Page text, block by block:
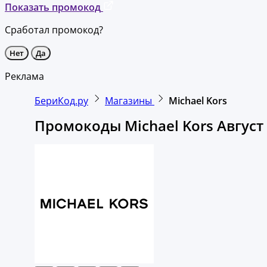
Показать промокод
Сработал промокод?
Нет Да
Реклама
БериКод.ру
Магазины Michael Kors
Промокоды Michael Kors Август